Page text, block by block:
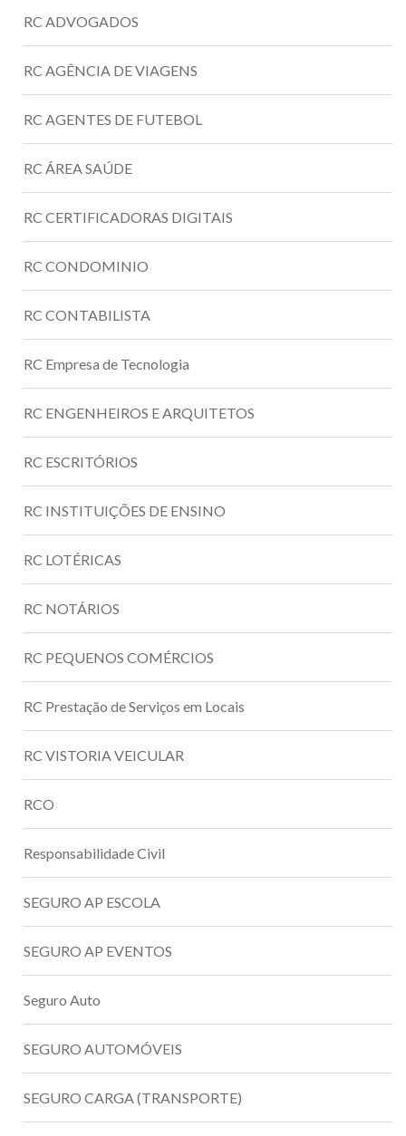
RC ADVOGADOS
RC AGÊNCIA DE VIAGENS
RC AGENTES DE FUTEBOL
RC ÁREA SAÚDE
RC CERTIFICADORAS DIGITAIS
RC CONDOMINIO
RC CONTABILISTA
RC Empresa de Tecnologia
RC ENGENHEIROS E ARQUITETOS
RC ESCRITÓRIOS
RC INSTITUIÇÕES DE ENSINO
RC LOTÉRICAS
RC NOTÁRIOS
RC PEQUENOS COMÉRCIOS
RC Prestação de Serviços em Locais
RC VISTORIA VEICULAR
RCO
Responsabilidade Civil
SEGURO AP ESCOLA
SEGURO AP EVENTOS
Seguro Auto
SEGURO AUTOMÓVEIS
SEGURO CARGA (TRANSPORTE)